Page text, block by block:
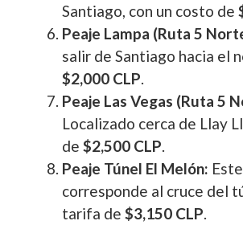
Santiago, con un costo de
Peaje Lampa (Ruta 5
salir de Santiago hacia el
$2,000 CLP
Peaje Las Vegas (Ruta 5
Localizado cerca de Llay
de $2,500 CLP
Peaje Túnel El Melón:
corresponde al cruce del
tarifa de $3,150 CLP